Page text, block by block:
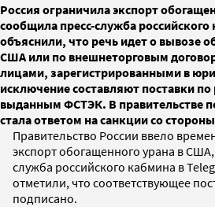
Россия ограничила экспорт
сообщила пресс-служба
объяснили, что речь идет о вывозе
США или по внешнеторговым
лицами, зарегистрированными в
исключение составляют поставки
выданным ФСТЭК. В правительстве
стала ответом на санкции со
Правительство России ввело
экспорт обогащенного урана в США,
служба российского кабмина в
отметили, что соответствующее
подписано.